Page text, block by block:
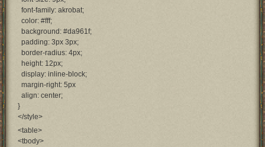
font-family: akrobat;
color: #fff;
background: #da961f;
padding: 3px 3px;
border-radius: 4px;
height: 12px;
display: inline-block;
margin-right: 5px
align: center;
}
</style>
<table>
<tbody>